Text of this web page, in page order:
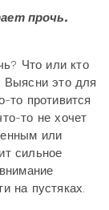
прочь.
Что или кто
Выясни это для
то противится
то не хочет
или
сильное
на пустяках.